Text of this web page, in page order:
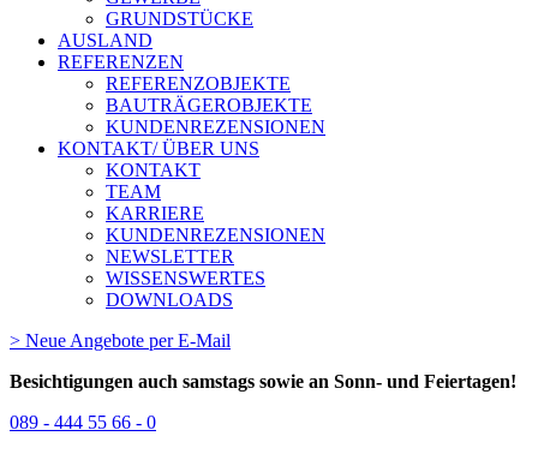
GRUNDSTÜCKE
AUSLAND
REFERENZEN
REFERENZOBJEKTE
BAUTRÄGEROBJEKTE
KUNDENREZENSIONEN
KONTAKT/ ÜBER UNS
KONTAKT
TEAM
KARRIERE
KUNDENREZENSIONEN
NEWSLETTER
WISSENSWERTES
DOWNLOADS
> Neue Angebote per E-Mail
Besichtigungen auch samstags sowie an Sonn- und Feiertagen!
089 - 444 55 66 - 0